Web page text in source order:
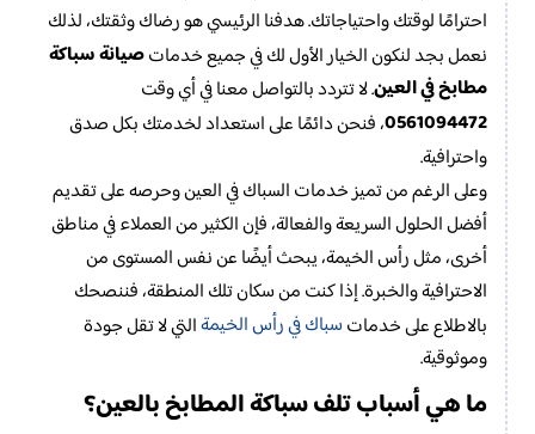
احترامًا لوقتك واحتياجاتك. هدفنا الرئيسي هو رضاك وثقتك، لذلك
نعمل بجد لنكون الخيار الأول لك في جميع خدماتصيانة سباكة
مطابخ في العين. لا تتردد بالتواصل معنا في أي وقت
0561094472، فنحن دائمًا على استعداد لخدمتك بكل صدق
واحترافية.
وعلى الرغم من تميز خدمات السباك في العين وحرصه على تقديم
أفضل الحلول السريعة والفعالة، فإن الكثير من العملاء في مناطق
أخرى، مثل رأس الخيمة، يبحث أيضًا عن نفس المستوى من
الاحترافية والخبرة. إذا كنت من سكان تلك المنطقة، فننصحك
بالاطلاع على خدماتسباك في رأس الخيمةالتي لا تقل جودة
وموثوقية.
ما هي أسباب تلف سباكة المطابخ بالعين؟